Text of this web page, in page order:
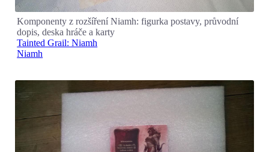
Komponenty z rozšíření Niamh: figurka postavy, průvodní
dopis, deska hráče a karty
Tainted Grail: Niamh
Niamh